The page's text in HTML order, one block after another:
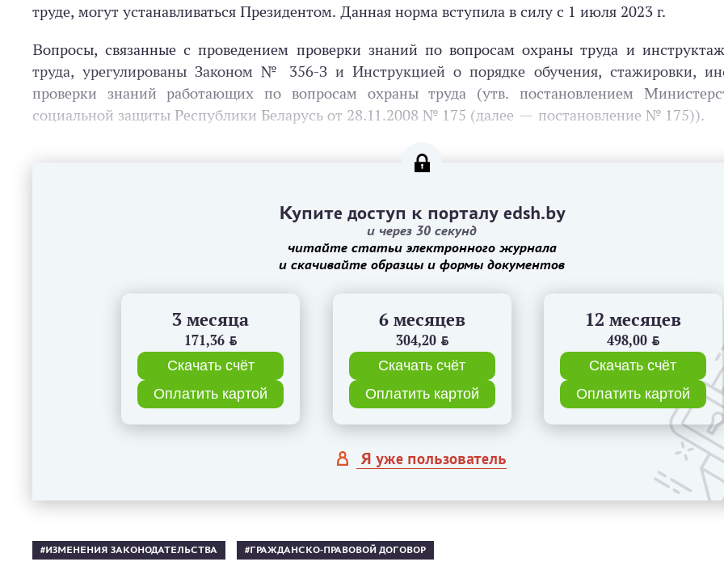
труде, могут устанавливаться Президентом. Данная норма вступила в силу с 1 июля 2023 г.
Вопросы, связанные с проведением проверки знаний по вопросам охраны труда и
труда, урегулированы Законом № 356-З и Инструкцией о порядке обучения, стажировки,
проверки знаний работающих по вопросам охраны труда (утв. постановлением
социальной защиты Респуб­лики Беларусь от 28.11.2008 № 175 (далее — постановление № 175)).
Купите доступ к порталу edsh.by
и через 30 секунд
читайте статьи электронного журнала
и скачивайте образцы и формы документов
3 месяца
171,36 BYN
Скачать счёт
Оплатить картой
6 месяцев
304,20 BYN
Скачать счёт
Оплатить картой
12 месяцев
498,00 BYN
Скачать счёт
Оплатить картой
Я уже пользователь
ИЗМЕНЕНИЯ ЗАКОНОДАТЕЛЬСТВА ГРАЖДАНСКО-ПРАВОВОЙ ДОГОВОР